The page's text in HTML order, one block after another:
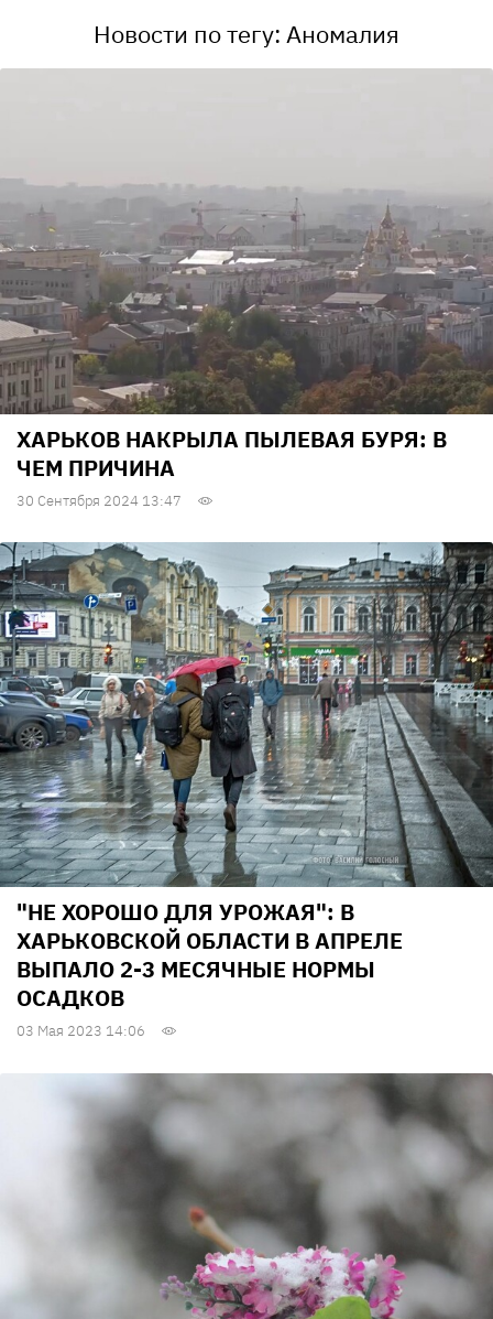
Новости по тегу: Аномалия
ХАРЬКОВ НАКРЫЛА ПЫЛЕВАЯ БУРЯ: В
ЧЕМ ПРИЧИНА
30 Сентября 2024 13:47
"НЕ ХОРОШО ДЛЯ УРОЖАЯ": В
ХАРЬКОВСКОЙ ОБЛАСТИ В АПРЕЛЕ
ВЫПАЛО 2-3 МЕСЯЧНЫЕ НОРМЫ
ОСАДКОВ
03 Мая 2023 14:06